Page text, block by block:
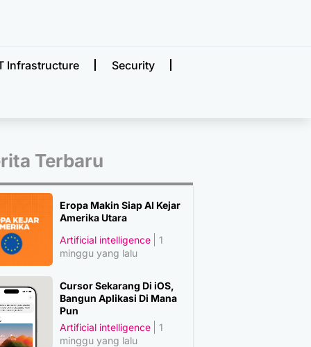
Infrastructure Security
Terbaru
Eropa Makin Siap AI Kejar
Amerika Utara
Artificial intelligence
1
minggu yang lalu
Cursor Sekarang Di iOS,
Bangun Aplikasi Di Mana
Pun
Artificial intelligence
1
minggu yang lalu